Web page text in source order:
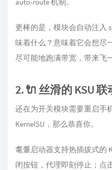
更棒的是，模块会自动注入
味着什么？意味着它会想尽
尽可能地跑满带宽，带来飞
2. 🔌 丝滑的 KSU
还在为开关模块需要重启手
KernelSU，那么恭喜你。
耄耋启动器支持热插拔式的
闭按钮，代理即刻停止；点